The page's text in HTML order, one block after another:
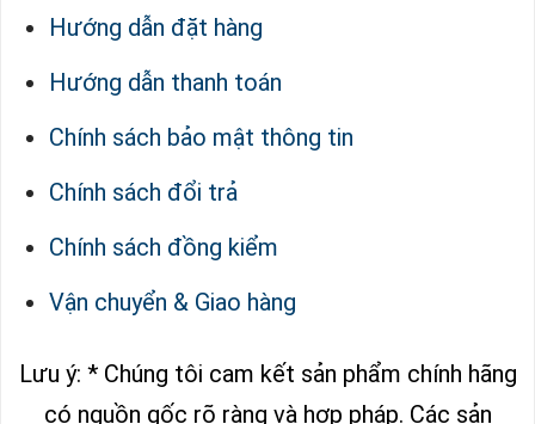
Hướng dẫn đặt hàng
Hướng dẫn thanh toán
Chính sách bảo mật thông tin
Chính sách đổi trả
Chính sách đồng kiểm
Vận chuyển & Giao hàng
Lưu ý: * Chúng tôi cam kết sản phẩm chính hãng
có nguồn gốc rõ ràng và hợp pháp. Các sản